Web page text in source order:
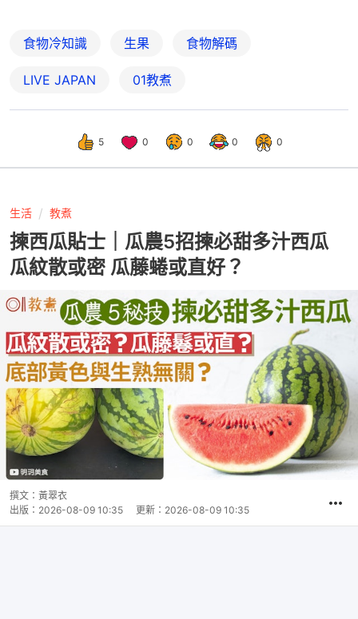
食物冷知識 生果 食物解碼
LIVE JAPAN 01教煮
5 0 0 0 0
生活 教煮
揀西瓜貼士｜瓜農5招揀必甜多汁西瓜
瓜紋散或密 瓜藤蜷或直好？
撰文： 黃翠衣
出版： 2026-08-09 10:35 更新： 2026-08-09 10:35